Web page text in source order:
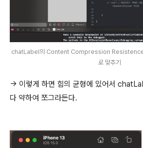
chatLabel의 Content Compression
로 맞추기
-> 이렇게 하면 힘의 균형에 있어서
다 약하여 쪼그라든다.